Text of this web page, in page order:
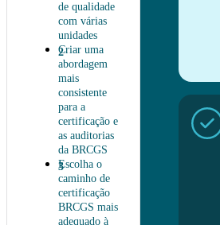
de qualidade
com várias
unidades
Criar uma
abordagem
mais
consistente
para a
certificação e
as auditorias
da BRCGS
Escolha o
caminho de
certificação
BRCGS mais
adequado à